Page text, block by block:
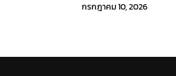
กรกฎาคม 10, 2026